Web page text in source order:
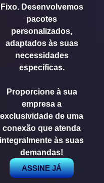
Fixo. Desenvolvemos
pacotes
personalizados,
adaptados às suas
necessidades
específicas.
Proporcione à sua
empresa a
exclusividade de uma
conexão que atenda
integralmente às suas
demandas!
ASSINE JÁ